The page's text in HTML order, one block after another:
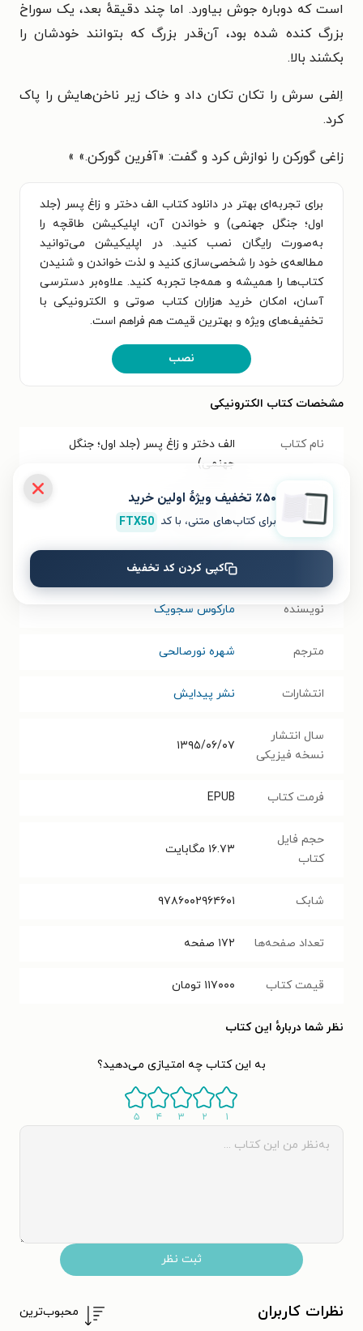
است که دوباره جوش بیاورد. اما چند دقیقهٔ بعد، یک سوراخ
بزرگ کنده شده بود، آن‌قدر بزرگ که بتوانند خودشان را
بکشند بالا.
اِلفی سرش را تکان تکان داد و خاک زیر ناخن‌هایش را پاک
کرد.
زاغی گورکن را نوازش کرد و گفت: «آفرین گورکن.» »
برای تجربه‌ای بهتر در دانلود کتاب الف دختر و زاغ پسر (جلد
اول؛ جنگل جهنمی) و خواندن آن، اپلیکیشن طاقچه را
به‌صورت رایگان نصب کنید. در اپلیکیشن می‌توانید
مطالعه‌ی خود را شخصی‌سازی کنید و لذت خواندن و شنیدن
کتاب‌ها را همیشه و همه‌جا تجربه کنید. علاوه‌بر دسترسی
آسان، امکان خرید هزاران کتاب صوتی و الکترونیکی با
تخفیف‌های ویژه و بهترین قیمت هم فراهم است.
نصب
مشخصات کتاب الکترونیکی
نام کتاب
الف دختر و زاغ پسر (جلد اول؛ جنگل
جهنمی)
عنوان در زبان
مبدأ
Fright forest
داستان کودک و نوجوانان
نویسنده مارکوس سجویک
مترجم شهره نورصالحی
انتشارات نشر پیدایش
سال انتشار
نسخه فیزیکی
۱۳۹۵/۰۶/۰۷
فرمت کتاب EPUB
حجم فایل
کتاب
۱۶.۷۳ مگابایت
شابک ۹۷۸۶۰۰۲۹۶۴۶۰۱
تعداد صفحه‌ها ۱۷۲ صفحه
قیمت کتاب ۱۱۷۰۰۰ تومان
نظر شما دربارهٔ این کتاب
به این کتاب چه امتیازی می‌دهید؟
۱ ۲ ۳ ۴ ۵
ثبت نظر
نظرات کاربران محبوب‌ترین
٪۵۰ تخفیف ویژۀ اولین خرید
برای کتاب‌های متنی، با کد FTX50
کپی کردن کد تخفیف